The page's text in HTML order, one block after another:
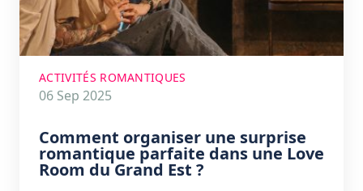
ACTIVITÉS ROMANTIQUES
06 Sep 2025
Comment organiser une surprise
romantique parfaite dans une Love
Room du Grand Est ?